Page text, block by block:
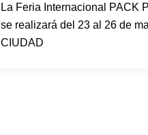
La Feria Internacional PACK
se realizará del 23 al 26 de
CIUDAD